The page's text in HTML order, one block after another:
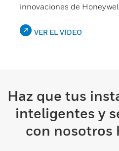
innovaciones de
VER EL VÍDEO
Haz que tus
inteligentes y
con nosotros